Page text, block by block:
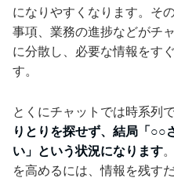
になりやすくなります。そ
事項、業務の進捗などがチ
に分散し、必要な情報をす
す。
とくにチャットでは時系列
りとりを探せず、結局「○○
い」という状況になります
を高めるには、情報を残す